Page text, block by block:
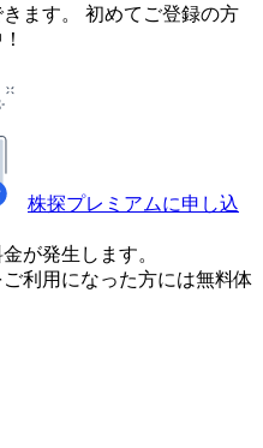
ます。 初めてご登録の方
株探プレミアムに申し込
が発生します。
利用になった方には無料体